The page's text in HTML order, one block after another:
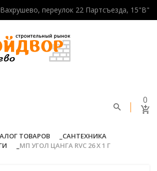
переулок 22 Партсъезда, 15"В"
0
ТОВАРОВ
САНТЕХНИКА
МП УГОЛ ЦАНГА RVC 26 Х 1 Г